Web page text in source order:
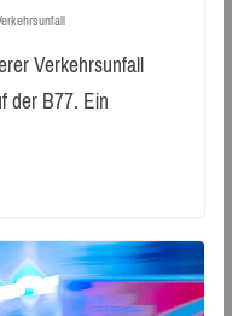
Verkehrsunfall
der B77. Ein